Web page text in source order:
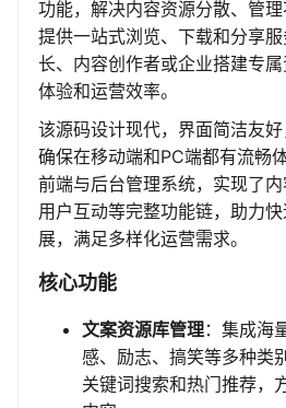
功能，解决内容资源分散、管
提供一站式浏览、下载和分享
长、内容创作者或企业搭建专
体验和运营效率。
该源码设计现代，界面简洁友好
确保在移动端和PC端都有流畅
前端与后台管理系统，实现了内
用户互动等完整功能链，助力
展，满足多样化运营需求。
核心功能
文案资源库管理：集成海
感、励志、搞笑等多种类
关键词搜索和热门推荐，